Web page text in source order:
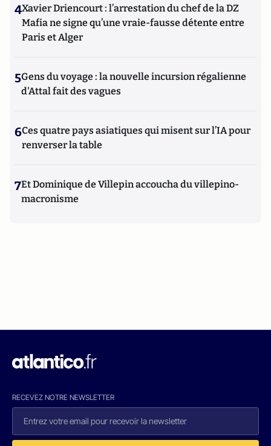
4Xavier Driencourt : l’arrestation du chef de la DZ
Mafia ne signe qu’une vraie-fausse détente entre
Paris et Alger
5Gens du voyage : la nouvelle incursion régalienne
d'Attal fait des vagues
6Ces quatre pays asiatiques qui misent sur l’IA pour
renverser la table
7Et Dominique de Villepin accoucha du villepino-
macronisme
RECEVEZ NOTRE NEWSLETTER